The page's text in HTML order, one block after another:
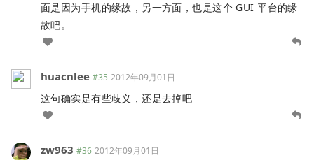
面是因为手机的缘故，另一方面，也是这个 GUI 平台的缘
故吧。
huacnlee #35 2012年09月01日
这句确实是有些歧义，还是去掉吧
zw963 #36 2012年09月01日